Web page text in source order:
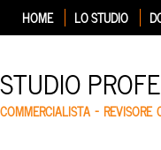
HOME LO STUDIO
STUDIO
COMMERCIALISTA –